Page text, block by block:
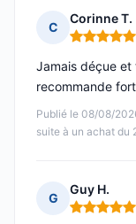
C
Corinne T.
Note : 5
Publié le 08/08/
suite à un achat du
Jamais déçue et
recommande
G
Guy H.
Note : 5